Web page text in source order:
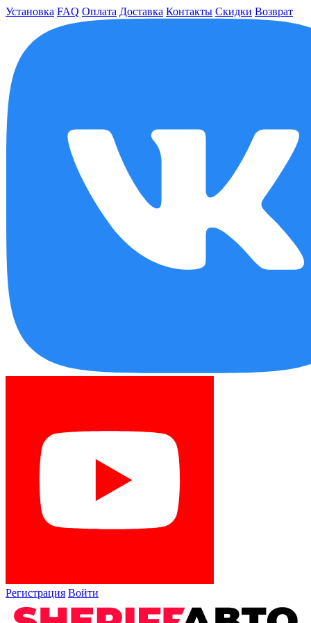
Установка FAQ Оплата Доставка Контакты Скидки Возврат
Регистрация Войти